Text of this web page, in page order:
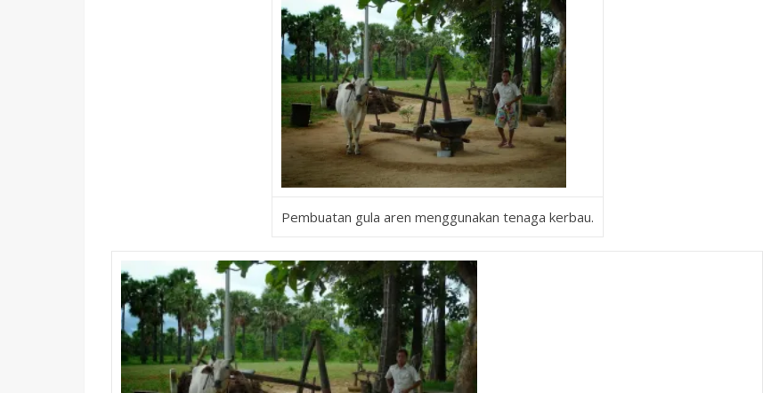
Pembuatan gula aren menggunakan tenaga kerbau.